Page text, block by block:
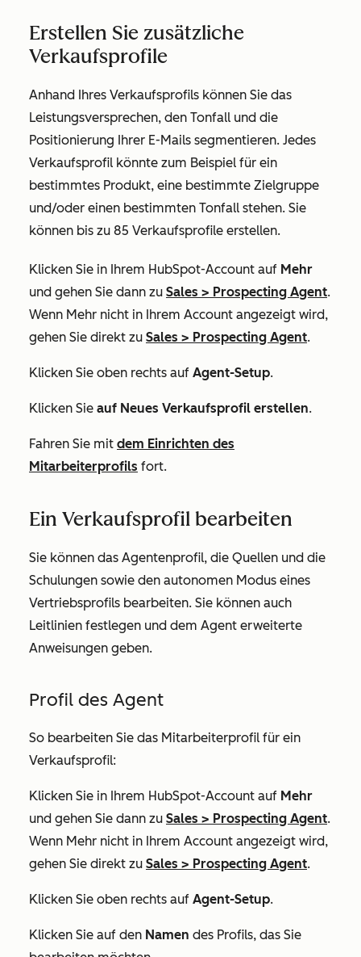
Erstellen Sie zusätzliche
Verkaufsprofile
Anhand Ihres Verkaufsprofils können Sie das
Leistungsversprechen, den Tonfall und die
Positionierung Ihrer E-Mails segmentieren. Jedes
Verkaufsprofil könnte zum Beispiel für ein
bestimmtes Produkt, eine bestimmte Zielgruppe
und/oder einen bestimmten Tonfall stehen. Sie
können bis zu 85 Verkaufsprofile erstellen.
Klicken Sie in Ihrem HubSpot-Account auf Mehr
und gehen Sie dann zu Sales > Prospecting Agent.
Wenn Mehr nicht in Ihrem Account angezeigt wird,
gehen Sie direkt zu Sales > Prospecting Agent.
Klicken Sie oben rechts auf Agent-Setup.
Klicken Sie auf Neues Verkaufsprofil erstellen.
Fahren Sie mit dem Einrichten des
Mitarbeiterprofils fort.
Ein Verkaufsprofil bearbeiten
Sie können das Agentenprofil, die Quellen und die
Schulungen sowie den autonomen Modus eines
Vertriebsprofils bearbeiten. Sie können auch
Leitlinien festlegen und dem Agent erweiterte
Anweisungen geben.
Profil des Agent
So bearbeiten Sie das Mitarbeiterprofil für ein
Verkaufsprofil:
Klicken Sie in Ihrem HubSpot-Account auf Mehr
und gehen Sie dann zu Sales > Prospecting Agent.
Wenn Mehr nicht in Ihrem Account angezeigt wird,
gehen Sie direkt zu Sales > Prospecting Agent.
Klicken Sie oben rechts auf Agent-Setup.
Klicken Sie auf den Namen des Profils, das Sie